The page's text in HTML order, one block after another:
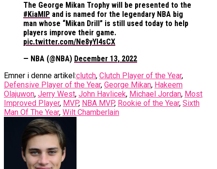
The George Mikan Trophy will be presented to the
#KiaMIP and is named for the legendary NBA big
man whose “Mikan Drill” is still used today to help
players improve their game.
pic.twitter.com/Ne8yYI4sCX
— NBA (@NBA) December 13, 2022
Emner i denne artikel:clutch, Clutch Player of the Year,
Defensive Player of the Year, George Mikan, Hakeem
Olajuwon, Jerry West, John Havlicek, Michael Jordan, Most
Improved Player, MVP, NBA MVP, Rookie of the Year, Sixth
Man Of The Year, Wilt Chamberlain